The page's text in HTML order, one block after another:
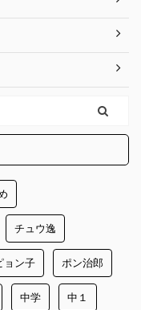
チュウ逸
ョン子 ポン治郎
中学 中１